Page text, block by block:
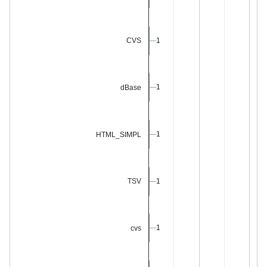
CVS
dBase
HTML_SIMPL
TSV
cvs
11
11
11
11
11